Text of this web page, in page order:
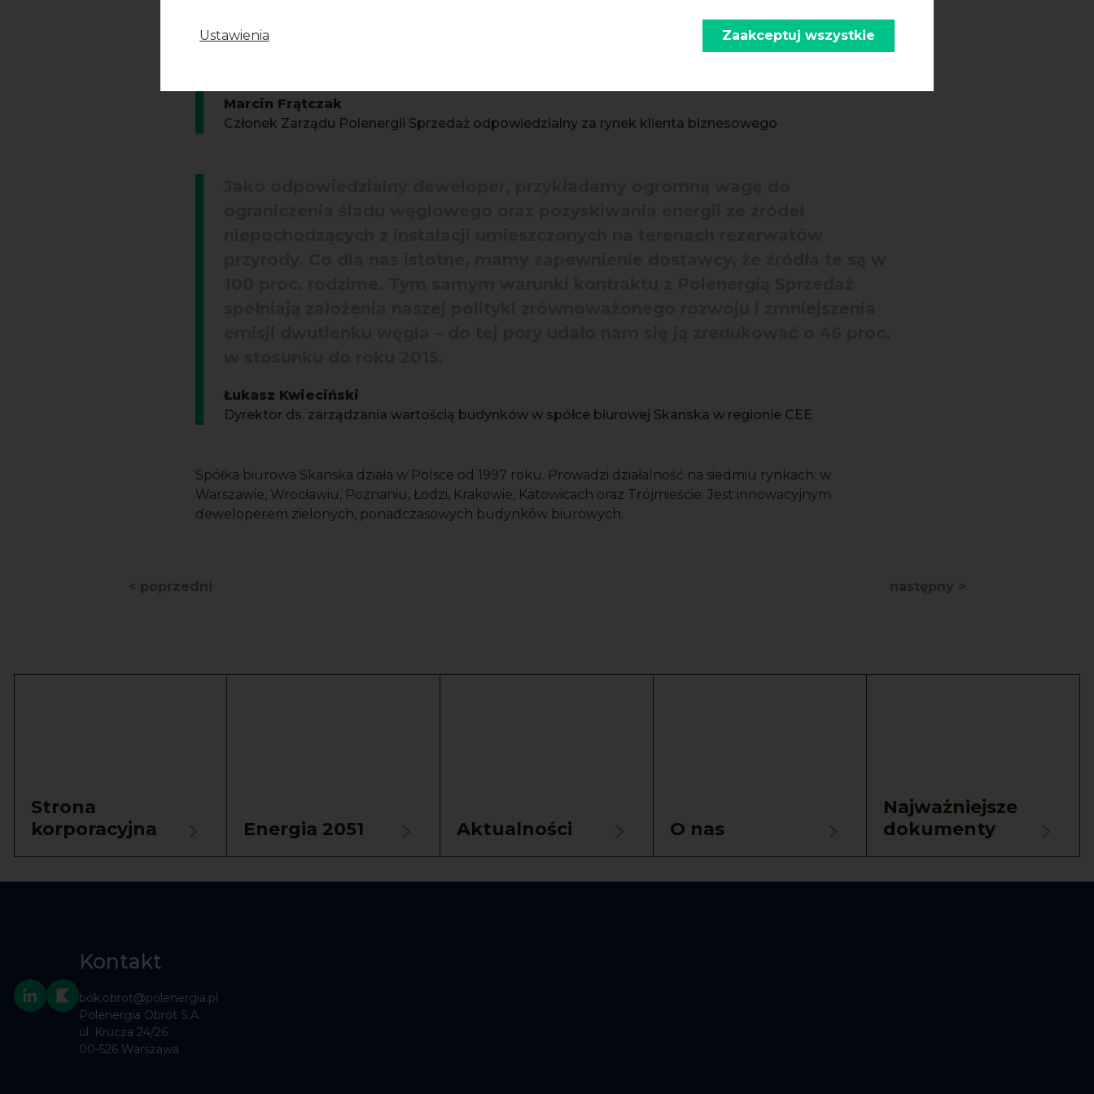
możemy wspierać transformację polskiej gospodarki w kierunku
zeroemisyjnej gospodarki i razem z deweloperem o tak wysokich
Marcin Frątczak
Członek Zarządu Polenergii Sprzedaż odpowiedzialny za rynek klienta biznesowego
Łukasz Kwieciński
Dyrektor ds. zarządzania wartością budynków w spółce biurowej Skanska w regionie CEE
Spółka biurowa Skanska działa w Polsce od 1997 roku. Prowadzi działalność na siedmiu rynkach: w
Warszawie, Wrocławiu, Poznaniu, Łodzi, Krakowie, Katowicach oraz Trójmieście. Jest innowacyjnym
deweloperem zielonych, ponadczasowych budynków biurowych.
Strona
korporacyjna
Energia 2051 Aktualności O nas
Najważniejsze
dokumenty
Kontakt
bok.obrot@polenergia.pl
Polenergia Obrót S.A.
ul. Krucza 24/26
00-526 Warszawa
Ustawienia Zaakceptuj wszystkie